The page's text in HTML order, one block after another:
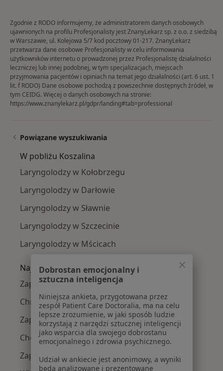
Zgodnie z RODO informujemy, że administratorem danych osobowych
ujawnionych na profilu Profesjonalisty jest ZnanyLekarz sp. z o.o. z siedzibą
w Warszawie, ul. Kolejowa 5/7 kod pocztowy 01-217. ZnanyLekarz
przetwarza dane osobowe Profesjonalisty w celu informowania
użytkowników internetu o prowadzonej przez Profesjonalistę działalności
leczniczej lub innej podobnej, w tym specjalizacjach, miejscach
przyjmowania pacjentów i opiniach na temat jego działalności (art. 6 ust. 1
lit. f RODO) Dane osobowe pochodzą z powszechnie dostępnych źródeł, w
tym CEIDG. Więcej o danych osobowych na stronie:
https://www.znanylekarz.pl/gdpr/landing#tab=professional
Powiązane wyszukiwania
W pobliżu Koszalina
Laryngolodzy w Kołobrzegu
Laryngolodzy w Darłowie
Laryngolodzy w Sławnie
Laryngolodzy w Szczecinie
Laryngolodzy w Mścicach
Najczęście leczone choroby
Zapalenie gardła w Koszalinie
Chrapanie w Koszalinie
Zapalenie krtani w Koszalinie
Choroby laryngologiczne w Koszalinie
Zapalenie ucha w Koszalinie
Dobrostan emocjonalny i
sztuczna inteligencja
Niniejsza ankieta, przygotowana przez
zespół Patient Care Doctoralia, ma na celu
lepsze zrozumienie, w jaki sposób ludzie
korzystają z narzędzi sztucznej inteligencji
jako wsparcia dla swojego dobrostanu
emocjonalnego i zdrowia psychicznego.
Udział w ankiecie jest anonimowy, a wyniki
będą analizowane i prezentowane